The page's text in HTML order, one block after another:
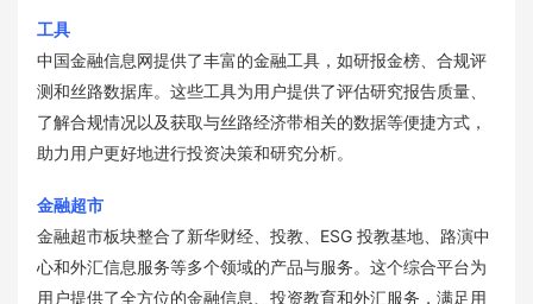
工具
中国金融信息网提供了丰富的金融工具，如研报金榜、合规评
测和丝路数据库。这些工具为用户提供了评估研究报告质量、
了解合规情况以及获取与丝路经济带相关的数据等便捷方式，
助力用户更好地进行投资决策和研究分析。
金融超市
金融超市板块整合了新华财经、投教、ESG 投教基地、路演中
心和外汇信息服务等多个领域的产品与服务。这个综合平台为
用户提供了全方位的金融信息、投资教育和外汇服务，满足用